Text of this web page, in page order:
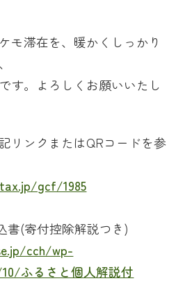
モ滞在を、暖かくしっかり
す。よろしくお願いいたし
リンクまたはQRコードを参
gcf/1985
書(寄付控除解説つき)
cch/wp-
ふるさと個人解説付